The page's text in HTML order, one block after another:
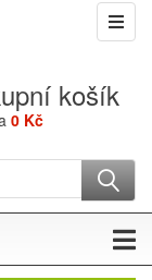
košík
0 Kč